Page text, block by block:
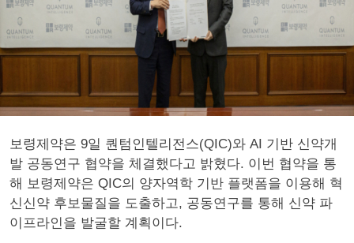
보령제약은 9일 퀀텀인텔리전스(QIC)와 AI 기반 신약개
발 공동연구 협약을 체결했다고 밝혔다. 이번 협약을 통
해 보령제약은 QIC의 양자역학 기반 플랫폼을 이용해 혁
신신약 후보물질을 도출하고, 공동연구를 통해 신약 파
이프라인을 발굴할 계획이다.